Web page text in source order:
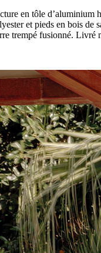
en tôle d’aluminium
et pieds en bois de
trempé fusionné. Livré